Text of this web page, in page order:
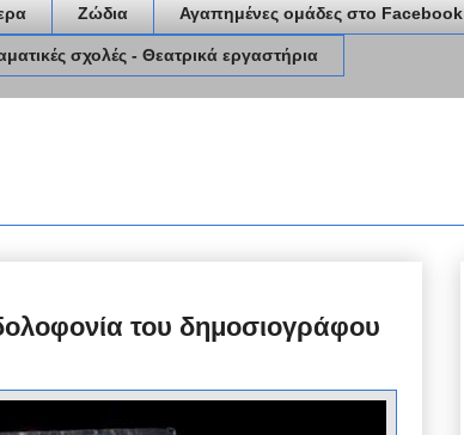
Ζώδια Αγαπημένες ομάδες στο Facebook
σχολές - Θεατρικά εργαστήρια
του δημοσιογράφου